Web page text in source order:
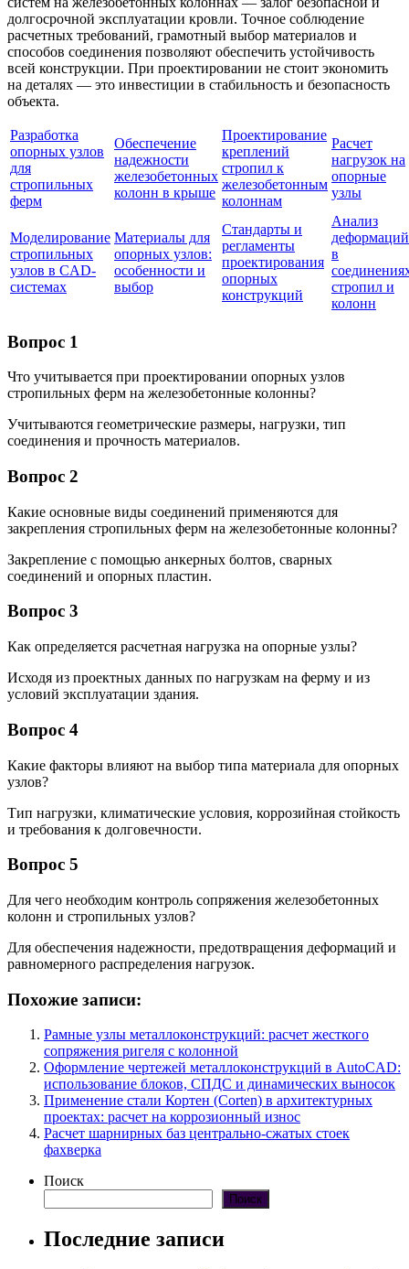
долгосрочной эксплуатации кровли. Точное соблюдение
расчетных требований, грамотный выбор материалов и
способов соединения позволяют обеспечить устойчивость
всей конструкции. При проектировании не стоит экономить
на деталях — это инвестиции в стабильность и безопасность
объекта.
Разработка
опорных узлов
для
стропильных
ферм
Обеспечение
надежности
железобетонных
колонн в крыше
Проектирование
креплений
стропил к
железобетонным
колоннам
Расчет
нагрузок на
опорные
узлы
Моделирование
стропильных
узлов в CAD-
системах
Материалы для
опорных узлов:
особенности и
выбор
Стандарты и
регламенты
проектирования
опорных
конструкций
Анализ
деформаций
в
стропил и
колонн
Вопрос 1
Что учитывается при проектировании опорных узлов
стропильных ферм на железобетонные колонны?
Учитываются геометрические размеры, нагрузки, тип
соединения и прочность материалов.
Вопрос 2
Какие основные виды соединений применяются для
закрепления стропильных ферм на железобетонные колонны?
Закрепление с помощью анкерных болтов, сварных
соединений и опорных пластин.
Вопрос 3
Как определяется расчетная нагрузка на опорные узлы?
Исходя из проектных данных по нагрузкам на ферму и из
условий эксплуатации здания.
Вопрос 4
Какие факторы влияют на выбор типа материала для опорных
узлов?
Тип нагрузки, климатические условия, коррозийная стойкость
и требования к долговечности.
Вопрос 5
Для чего необходим контроль сопряжения железобетонных
колонн и стропильных узлов?
Для обеспечения надежности, предотвращения деформаций и
равномерного распределения нагрузок.
Похожие записи:
Рамные узлы металлоконструкций: расчет жесткого
сопряжения ригеля с колонной
Оформление чертежей металлоконструкций в AutoCAD:
использование блоков, СПДС и динамических выносок
Применение стали Кортен (Corten) в архитектурных
проектах: расчет на коррозионный износ
Расчет шарнирных баз центрально-сжатых стоек
фахверка
Поиск
Поиск
Последние записи